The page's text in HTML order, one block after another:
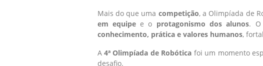
Mais do que uma competição, a Olimpíada de
em equipee o protagonismo dos alunos. O
conhecimento, prática e valores humanos,
A 4ª Olimpíada de Robótica foi um momento
desafio.